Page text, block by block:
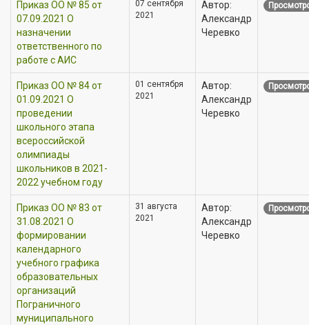
Приказ OO № 85 от
07.09.2021 О
назначении
ответственного по
работе с АИС
07 сентября
2021
Автор:
Александр
Черевко
Приказ OO № 84 от
01.09.2021 О
проведении
школьного этапа
всероссийской
олимпиады
школьников в 2021-
2022 учебном году
01 сентября
2021
Автор:
Александр
Черевко
Приказ OO № 83 от
31.08.2021 О
формировании
календарного
учебного графика
образовательных
организаций
Пограничного
муниципального
31 августа
2021
Автор:
Александр
Черевко